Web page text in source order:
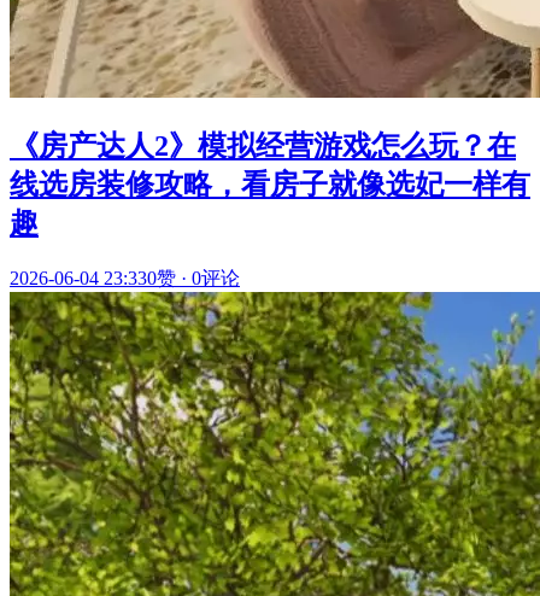
《房产达人2》模拟经营游戏怎么玩？在
线选房装修攻略，看房子就像选妃一样有
趣
2026-06-04 23:330赞 · 0评论